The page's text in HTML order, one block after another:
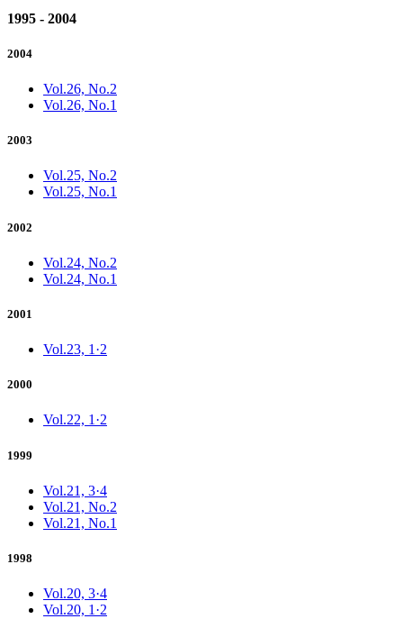
1995 - 2004
2004
Vol.26, No.2
Vol.26, No.1
2003
Vol.25, No.2
Vol.25, No.1
2002
Vol.24, No.2
Vol.24, No.1
2001
Vol.23, 1·2
2000
Vol.22, 1·2
1999
Vol.21, 3·4
Vol.21, No.2
Vol.21, No.1
1998
Vol.20, 3·4
Vol.20, 1·2